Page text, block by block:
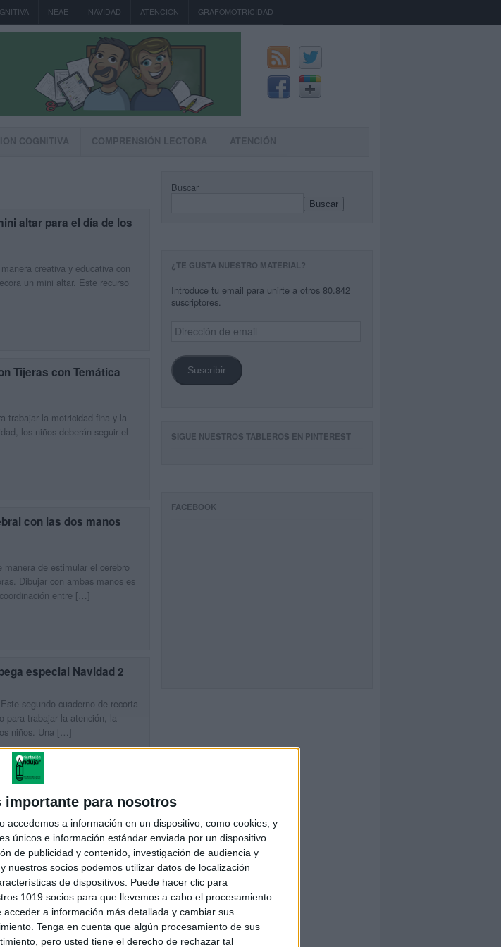
importante para nosotros
accedemos a información en un dispositivo, como cookies, y
únicos e información estándar enviada por un dispositivo
de publicidad y contenido, investigación de audiencia y
nuestros socios podemos utilizar datos de localización
de dispositivos. Puede hacer clic para
1019 socios para que llevemos a cabo el procesamiento
a información más detallada y cambiar sus
Tenga en cuenta que algún procesamiento de sus
pero usted tiene el derecho de rechazar tal
NEAE NAVIDAD ATENCIÓN GRAFOMOTRICIDAD
COGNITIVA COMPRENSIÓN LECTORA ATENCIÓN
altar para el día de los
creativa y educativa con
un mini altar. Este recurso
Tijeras con Temática
trabajar la motricidad fina y la
los niños deberán seguir el
con las dos manos
de estimular el cerebro
Dibujar con ambas manos es
entre […]
especial Navidad 2
segundo cuaderno de recorta
para trabajar la atención, la
niños. Una […]
especial Navidad 1
con este cuaderno de
en etapa infantil y primaria, estas
[…]
para hacer una
Buscar
Buscar
¿TE GUSTA NUESTRO MATERIAL?
Introduce tu email para unirte a otros 80.842
suscriptores.
Dirección
de
Suscribir
SIGUE NUESTROS TABLEROS EN PINTEREST
FACEBOOK